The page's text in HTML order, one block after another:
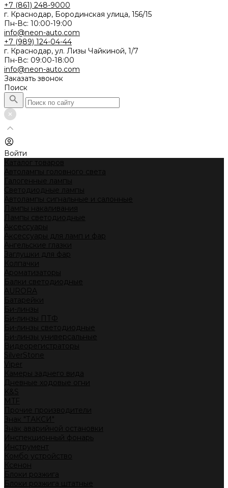
+7 (861) 248-9000
г. Краснодар, Бородинская улица, 156/15
Пн-Вс: 10:00-19:00
info@neon-auto.com
+7 (989) 124-04-44
г. Краснодар, ул. Лизы Чайкиной, 1/7
Пн-Вс: 09:00-18:00
info@neon-auto.com
Заказать звонок
Поиск
Войти
Каталог товаров
Автолампы головного света
Галогенные лампы
Светодиодные лампы
Автолампы сигнальные и салонные
Лампы накаливания
Лампы светодиодные
Аксессуары
Аксессуары для ламп и фар
Ангельские глазки
Заглушки для фар
Колпачки
Ароматизаторы
Балки светодиодные
AURORA
Батарейки
Би-линзы
Би-линзы ПТФ
Би-линзы светодиодные
Би-линзы универсальные
Видеорегистраторы
SilverStone
Viper
Камеры заднего вида
Дневные ходовые огни
K&S
MTF
Прочие производители
Знак "ТАКСИ"
Знак аварийной остановки
Инспекционный фонарь
Инструмент
Комбо устройство
Ксенон
Блоки розжига
Блоки розжига штатные